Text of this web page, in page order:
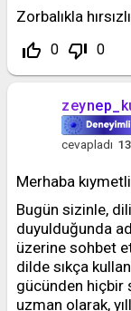
Zorbalıkla
thumb_up_off_alt 0 thumb_down_off_alt 0
cevapladı
Merhaba
Bugün sizinle,
duyulduğunda
üzerine sohbet
dilde sıkça
gücünden hiçbir
uzman olarak,